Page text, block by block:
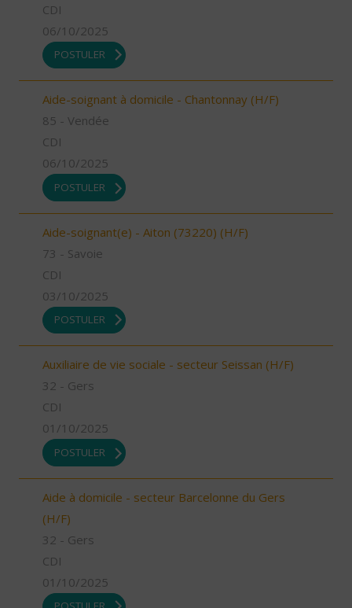
CDI
06/10/2025
POSTULER
Aide-soignant à domicile - Chantonnay (H/F)
85 - Vendée
CDI
06/10/2025
POSTULER
Aide-soignant(e) - Aiton (73220) (H/F)
73 - Savoie
CDI
03/10/2025
POSTULER
Auxiliaire de vie sociale - secteur Seissan (H/F)
32 - Gers
CDI
01/10/2025
POSTULER
Aide à domicile - secteur Barcelonne du Gers
(H/F)
32 - Gers
CDI
01/10/2025